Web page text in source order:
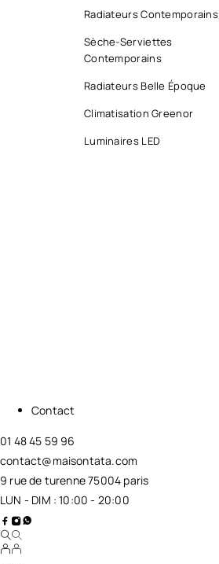
Radiateurs Contemporains
Sèche-Serviettes
Contemporains
Radiateurs Belle Époque
Climatisation Greenor
Luminaires LED
COLLECTIONS
Radiateurs Belle
Contact
01 48 45 59 96
contact@maisontata.com
9 rue de turenne 75004 paris
LUN - DIM : 10:00 - 20:00